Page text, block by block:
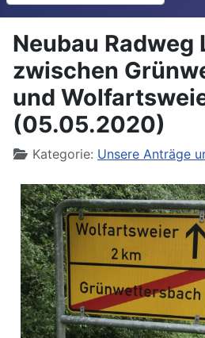
Neubau Radweg
zwischen
und
(05.05.2020)
DetailsKategorie: Unsere Anträge